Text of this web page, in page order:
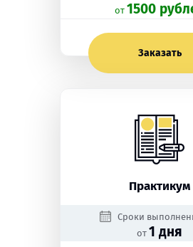
oт 1500
Заказать
Практикум
Сроки
от 1 дня